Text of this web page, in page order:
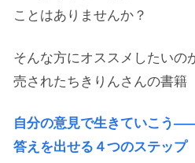
ことはありませんか？
そんな方にオススメしたいの
売されたちきりんさんの書籍
自分の意見で生きていこう
答えを出せる４つのステップ